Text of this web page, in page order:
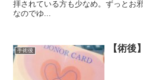
拝されている方も少なめ。ずっとお
なのでゆ...
手術後 【術後